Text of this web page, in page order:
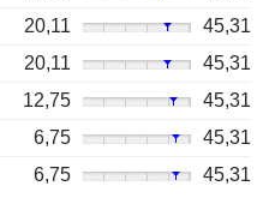
20,11
45,31
20,11
45,31
12,75
45,31
6,75
45,31
6,75 45,31